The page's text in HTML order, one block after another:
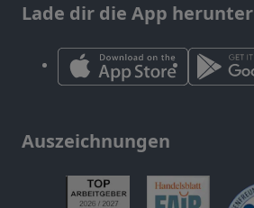
Lade dir die App herunter
Auszeichnungen